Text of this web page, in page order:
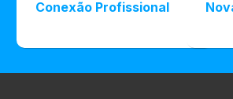
Conexão Profissional